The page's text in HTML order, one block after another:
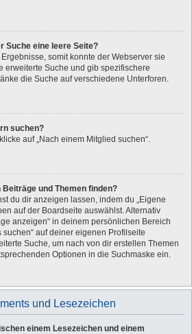
Suche eine leere Seite?
somit konnte der Webserver sie
erweiterte Suche und gib spezifischere
die Suche auf verschiedene Unterforen.
suchen?
auf „Nach einem Mitglied suchen“.
und Themen finden?
du dir anzeigen lassen, indem du „Eigene
auf der Boardseite auswählst. Alternativ
anzeigen“ in deinem persönlichen Bereich
suchen“ auf deiner eigenen Profilseite
Suche, um nach von dir erstellen Themen
Optionen in die Suchmaske ein.
und Lesezeichen
einem Lesezeichen und einem